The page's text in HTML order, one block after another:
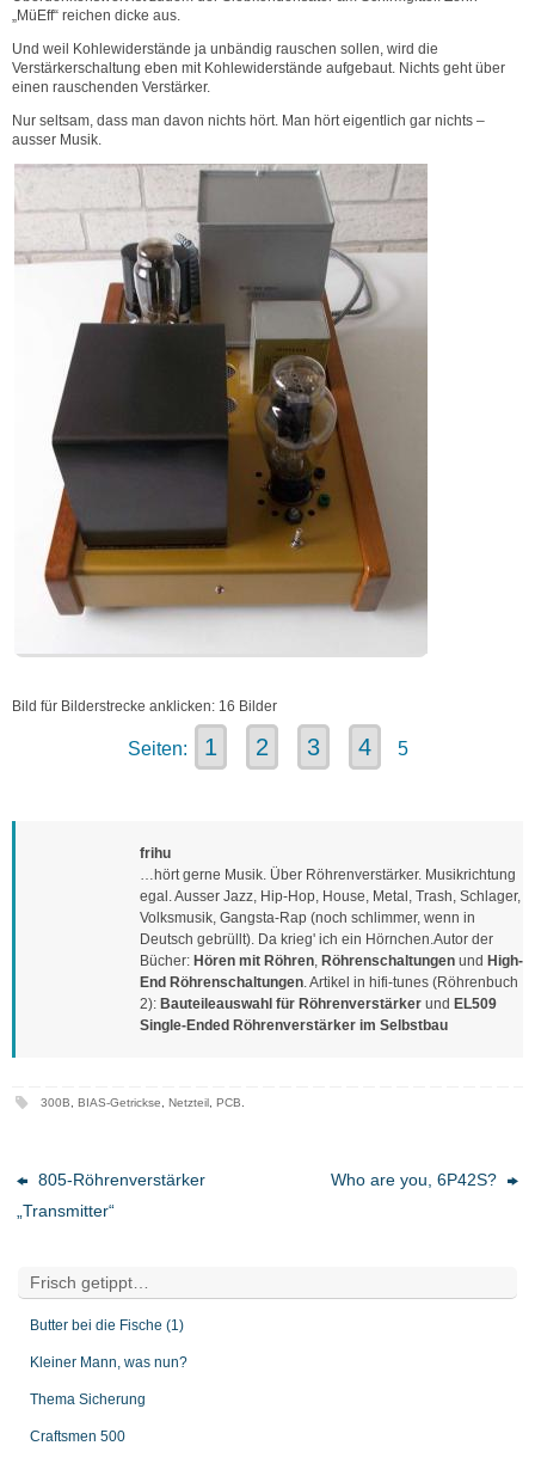
„MüEff“ reichen dicke aus.
Und weil Kohlewiderstände ja unbändig rauschen sollen, wird die
Verstärkerschaltung eben mit Kohlewiderstände aufgebaut. Nichts geht über
einen rauschenden Verstärker.
Nur seltsam, dass man davon nichts hört. Man hört eigentlich gar nichts –
ausser Musik.
Bild für Bilderstrecke anklicken: 16 Bilder
Seiten: 1 2 3 4 5
frihu
…hört gerne Musik. Über Röhrenverstärker. Musikrichtung
egal. Ausser Jazz, Hip-Hop, House, Metal, Trash, Schlager,
Volksmusik, Gangsta-Rap (noch schlimmer, wenn in
Deutsch gebrüllt). Da krieg' ich ein Hörnchen.Autor der
Bücher: Hören mit Röhren, Röhrenschaltungen und High-
End Röhrenschaltungen. Artikel in hifi-tunes (Röhrenbuch
2): Bauteileauswahl für Röhrenverstärker und EL509
Single-Ended Röhrenverstärker im Selbstbau
300B ,BIAS-Getrickse ,Netzteil ,PCB
805-Röhrenverstärker
„Transmitter“
Who are you, 6P42S?
Frisch getippt…
Butter bei die Fische (1)
Kleiner Mann, was nun?
Thema Sicherung
Craftsmen 500